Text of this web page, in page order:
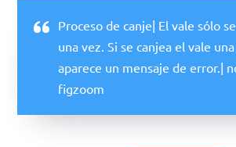
Proceso de canje| El vale sólo
una vez. Si se canjea el vale
aparece un mensaje de error.|
figzoom